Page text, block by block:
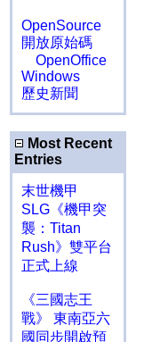
OpenSource
開放原始碼
OpenOffice
Windows
歷史新聞
Most Recent
Entries
末世機甲
SLG《機甲突
襲：Titan
Rush》雙平台
正式上線
《三國志王
戰》 東南亞六
國同步開啟預